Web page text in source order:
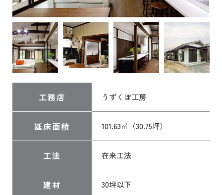
工務店 うずくぼ工房
延床面積 101.63㎡（30.75坪）
工法 在来工法
建材 30坪以下